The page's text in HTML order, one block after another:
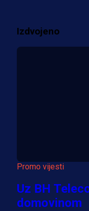
Više vijesti
Izdvojeno
Promo vijesti
Uz BH
domovinom